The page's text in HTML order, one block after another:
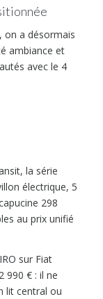
on a désormais
ambiance et
avec le 4
la série
électrique, 5
298
au prix unifié
sur Fiat
990 € : il ne
lit central ou